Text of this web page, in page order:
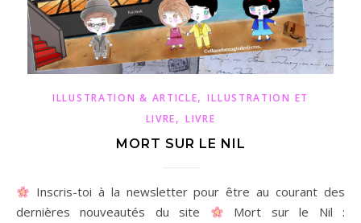
ILLUSTRATION & ARTICLE,ILLUSTRATION ET
LIVRE, LIVRE
MORT SUR LE NIL
Inscris-toi à la newsletter pour être au courant des
dernières nouveautés du site
Mort sur le Nil :